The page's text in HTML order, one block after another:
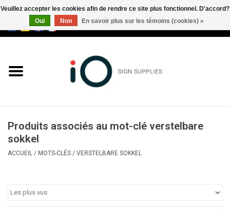
Marques
Appelez-nous au +32 3 353 67
Produits associés au mot-clé verstelbare
sokkel
ACCUEIL / MOTS-CLÉS / VERSTELBARE SOKKEL
Veuillez accepter les cookies afin de rendre ce site plus fonctionnel. D'accord?
Oui
Non En savoir plus sur les témoins (cookies) »